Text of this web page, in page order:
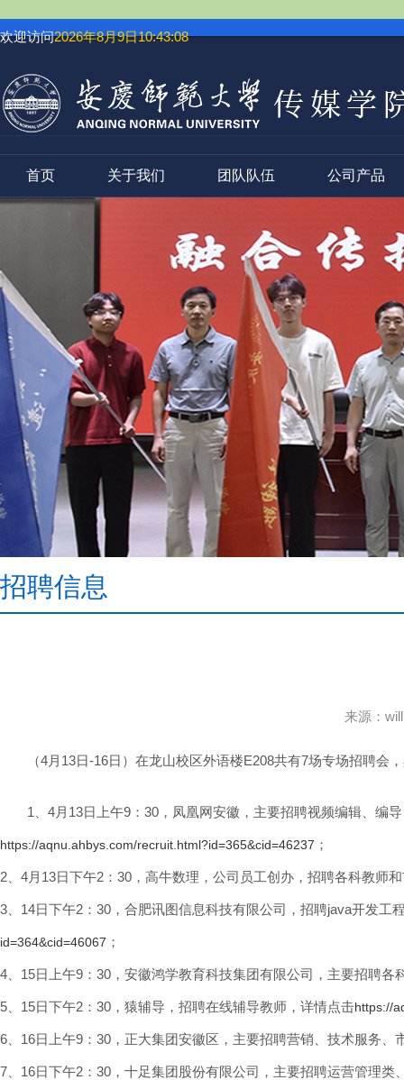
欢迎访问2026年8月9日10:43:09
首页 关于我们 团队队伍 公司产品
招聘信息
来源：
（4月13日-16日）在龙山校区外语楼E208共有7场专场招聘会
1、4月13日上午9：30，凤凰网安徽，主要招聘视频编辑、编
https://aqnu.ahbys.com/recruit.html?id=365&cid=46237 ；
2、4月13日下午2：30，高牛数理，公司员工创办，招聘各科教师
3、14日下午2：30，合肥讯图信息科技有限公司，招聘java开发
id=364&cid=46067 ；
4、15日上午9：30，安徽鸿学教育科技集团有限公司，主要招聘各
5、15日下午2：30，猿辅导，招聘在线辅导教师，详情点击https://
6、16日上午9：30，正大集团安徽区，主要招聘营销、技术服务、
7、16日下午2：30，十足集团股份有限公司，主要招聘运营管理